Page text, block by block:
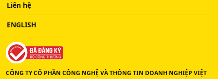
Liên hệ
ENGLISH
CÔNG TY CỔ PHẦN CÔNG NGHỆ VÀ THÔNG TIN DOANH NGHIỆP VIỆT